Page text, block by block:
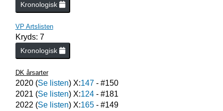
Kronologisk
VP Artslisten
Kryds: 7
Kronologisk
DK årsarter
2020(Se listen) X:147- #150
2021 (Se listen) X:124- #181
2022 (Se listen) X:165- #149